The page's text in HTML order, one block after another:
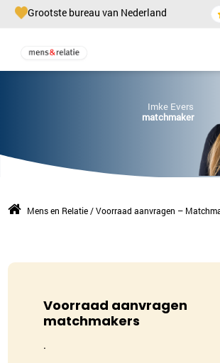
Grootste bureau van Nederland
Imke Evers
matchmaker
Mens en Relatie /Voorraad aanvragen –
Voorraad aanvragen
matchmakers
.